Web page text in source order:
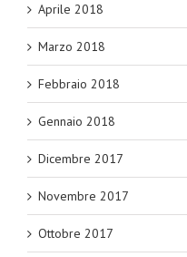
Aprile 2018
Marzo 2018
Febbraio 2018
Gennaio 2018
Dicembre 2017
Novembre 2017
Ottobre 2017